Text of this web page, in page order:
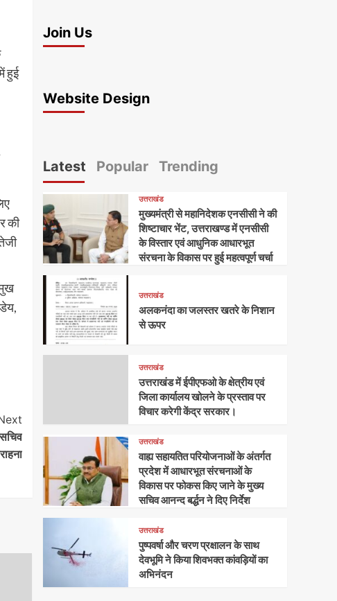
हुई
की
Join Us
Website Design
Latest Popular Trending
उत्तराखंड
मुख्यमंत्री से महानिदेशक एनसीसी ने की
शिष्टाचार भेंट, उत्तराखण्ड में एनसीसी
के विस्तार एवं आधुनिक आधारभूत
संरचना के विकास पर हुई महत्वपूर्ण चर्चा
उत्तराखंड
अलकनंदा का जलस्तर खतरे के निशान
से ऊपर
उत्तराखंड
उत्तराखंड में ईपीएफओ के क्षेत्रीय एवं
जिला कार्यालय खोलने के प्रस्ताव पर
विचार करेगी केंद्र सरकार।
उत्तराखंड
वाह्य सहायतित परियोजनाओं के अंतर्गत
प्रदेश में आधारभूत संरचनाओं के
विकास पर फोकस किए जाने के मुख्य
सचिव आनन्द बर्द्धन ने दिए निर्देश
उत्तराखंड
पुष्पवर्षा और चरण प्रक्षालन के साथ
देवभूमि ने किया शिवभक्त कांवड़ियों का
अभिनंदन